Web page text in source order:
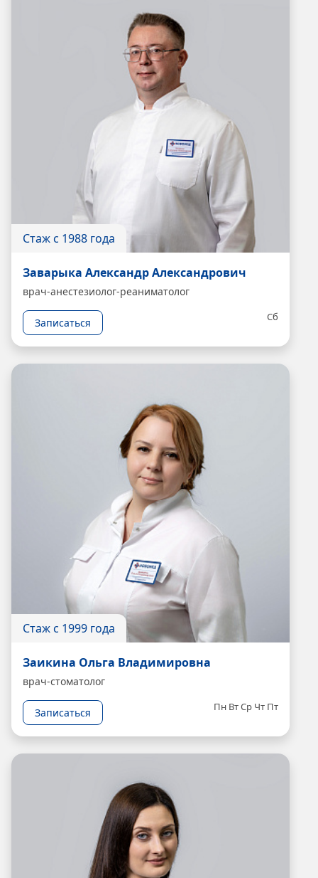
Стаж с 1988 года
Заварыка Александр Александрович
врач-анестезиолог-реаниматолог
Записаться Сб
Стаж с 1999 года
Заикина Ольга Владимировна
врач-стоматолог
Записаться Пн ВтСр Чт Пт